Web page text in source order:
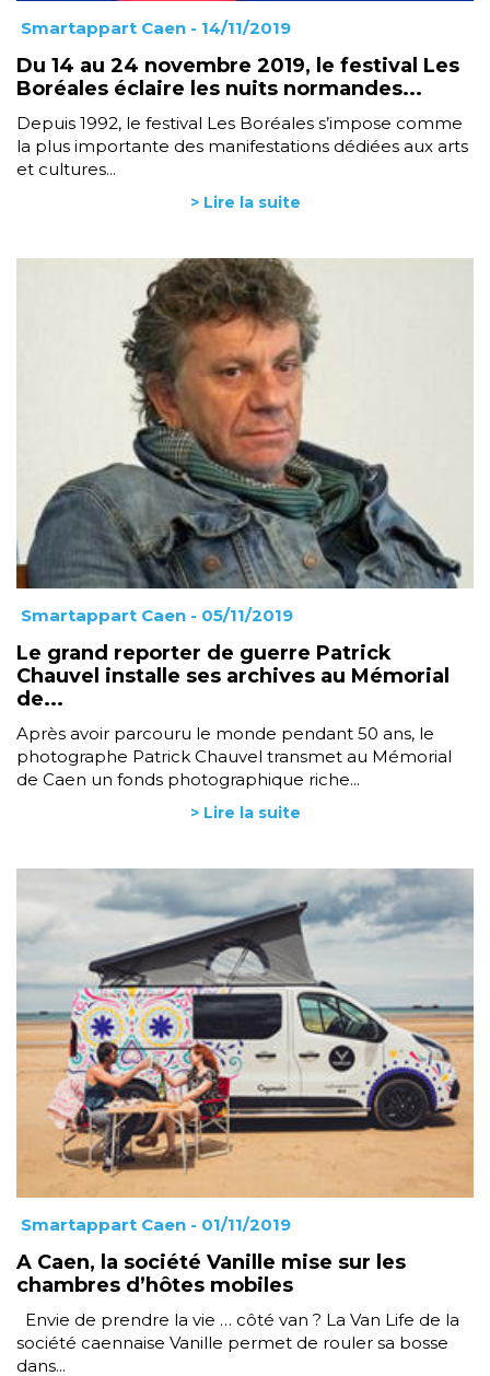
Smartappart Caen - 14/11/2019
Du 14 au 24 novembre 2019, le festival Les
Boréales éclaire les nuits normandes...
Depuis 1992, le festival Les Boréales s’impose comme
la plus importante des manifestations dédiées aux arts
et cultures...
> Lire la suite
Smartappart Caen - 05/11/2019
Le grand reporter de guerre Patrick
Chauvel installe ses archives au Mémorial
de...
Après avoir parcouru le monde pendant 50 ans, le
photographe Patrick Chauvel transmet au Mémorial
de Caen un fonds photographique riche...
> Lire la suite
Smartappart Caen - 01/11/2019
A Caen, la société Vanille mise sur les
chambres d’hôtes mobiles
Envie de prendre la vie … côté van ? La Van Life de la
société caennaise Vanille permet de rouler sa bosse
dans...